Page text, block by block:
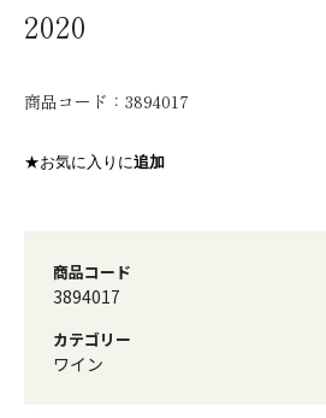
2020
商品コード： 3894017
★お気に入りに追加
商品コード
3894017
カテゴリー
ワイン